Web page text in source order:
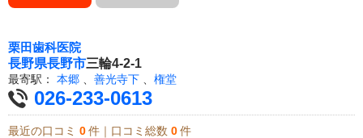
栗田歯科医院
長野県長野市三輪4-2-1
最寄駅： 本郷 善光寺下 権堂
026-233-0613
最近の口コミ 0 件｜口コミ総数 0 件